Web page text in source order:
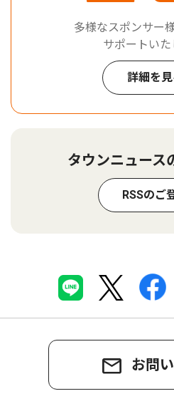
多様なスポンサー
サポートいた
詳細を見
タウンニュース
RSSのご
お問